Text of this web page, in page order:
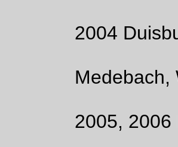
2004
Medebach,
2005, 2006